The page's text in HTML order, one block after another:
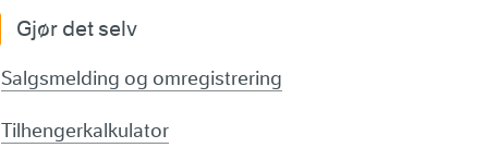
Gjør det selv
Salgsmelding og omregistrering
Tilhengerkalkulator